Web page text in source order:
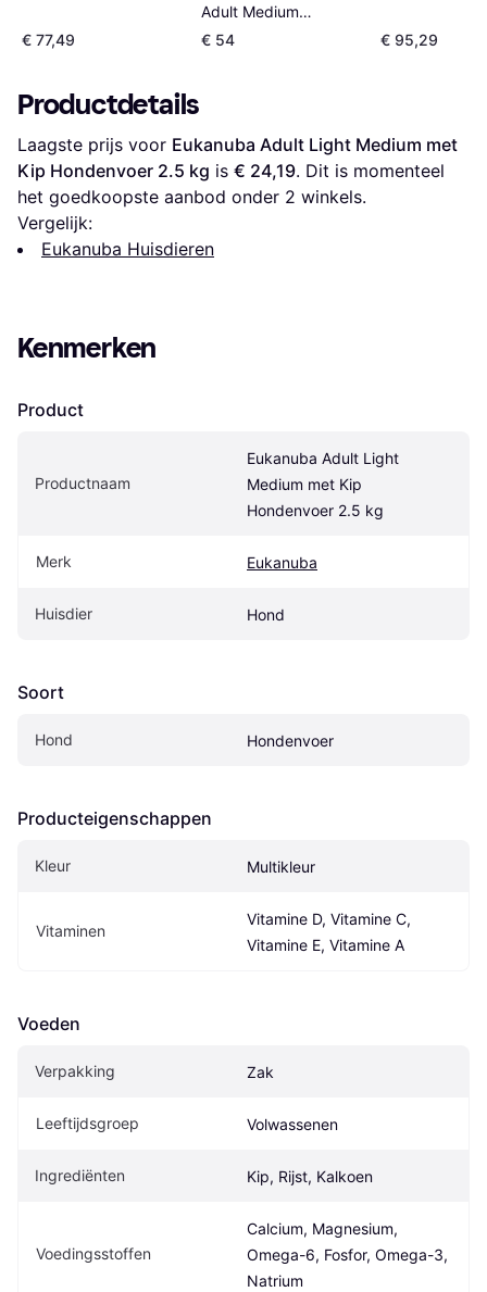
€ 77,49
Adult Medium
Sensitive Skin
€ 54 € 95,29
Productdetails
Laagste prijs voor Eukanuba Adult Light Medium met
Kip Hondenvoer 2.5 kg is € 24,19. Dit is momenteel
het goedkoopste aanbod onder 2 winkels.
Vergelijk:
Eukanuba Huisdieren
Kenmerken
Product
Productnaam
Eukanuba Adult Light
Medium met Kip
Hondenvoer 2.5 kg
Merk Eukanuba
Huisdier Hond
Soort
Hond Hondenvoer
Producteigenschappen
Kleur Multikleur
Vitaminen
Vitamine D, Vitamine C,
Vitamine E, Vitamine A
Voeden
Verpakking Zak
Leeftijdsgroep Volwassenen
Ingrediënten Kip, Rijst, Kalkoen
Voedingsstoffen
Calcium, Magnesium,
Omega-6, Fosfor, Omega-3,
Natrium